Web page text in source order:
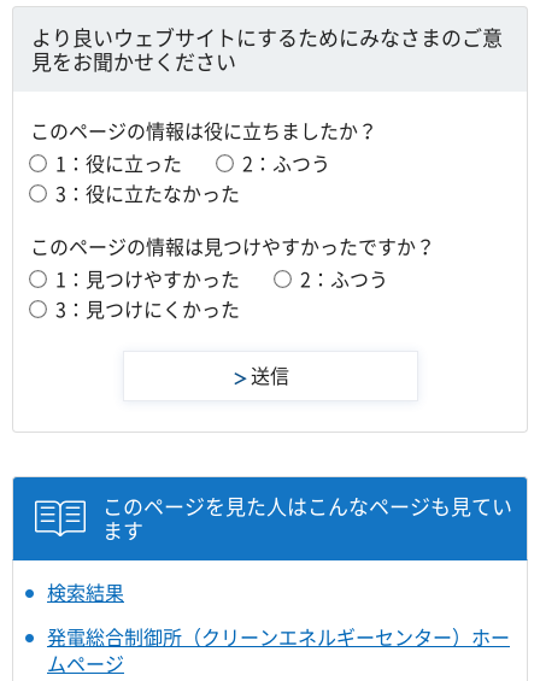
より良いウェブサイトにするためにみなさまのご意
見をお聞かせください
このページの情報は役に立ちましたか？
1：役に立った
2：ふつう
3：役に立たなかった
このページの情報は見つけやすかったですか？
1：見つけやすかった
2：ふつう
3：見つけにくかった
このページを見た人はこんなページも見てい
ます
検索結果
発電総合制御所（クリーンエネルギーセンター）ホー
ムページ